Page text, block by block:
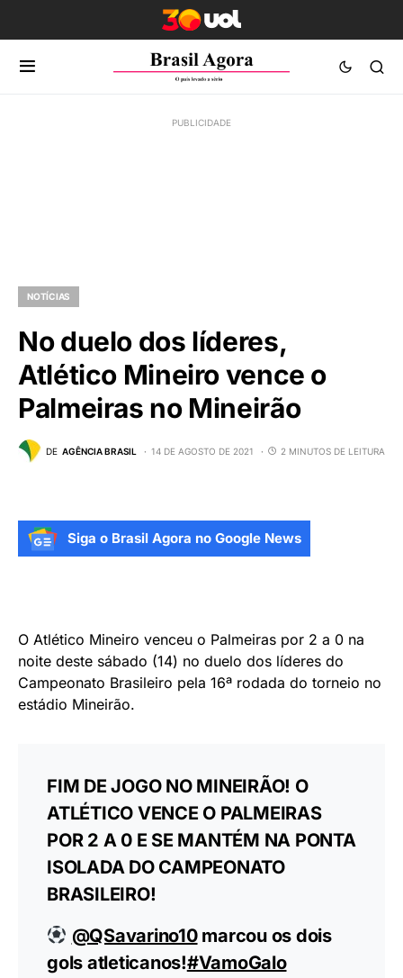
NOTÍCIAS
No duelo dos líderes,
Atlético Mineiro vence o
Palmeiras no Mineirão
DE AGÊNCIA BRASIL 14 DE AGOSTO DE 2021 2 MINUTOS DE LEITURA
Siga o Brasil Agora no Google News
O Atlético Mineiro venceu o Palmeiras por 2 a 0 na
noite deste sábado (14) no duelo dos líderes do
Campeonato Brasileiro pela 16ª rodada do torneio no
estádio Mineirão.
FIM DE JOGO NO MINEIRÃO! O
ATLÉTICO VENCE O PALMEIRAS
POR 2 A 0 E SE MANTÉM NA PONTA
ISOLADA DO CAMPEONATO
BRASILEIRO!
@QSavarino10marcou os dois
gols atleticanos!#VamoGalo